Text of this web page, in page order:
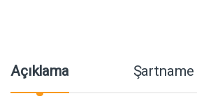
Açıklama Şartname